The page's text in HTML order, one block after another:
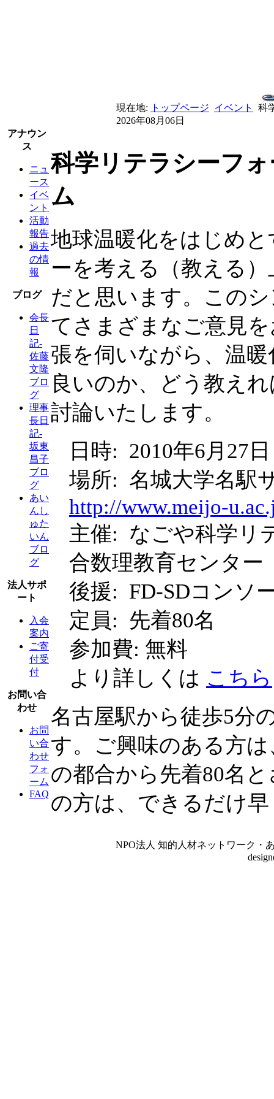
現在地: トップページ イベント
科
2026年08月06日
アナウン
ス
ニュ
ース
イベ
ント
活動
報告
過去
の情
報
ブログ
会長
日
記-
佐藤
文隆
ブロ
グ
理事
長日
記-
坂東
昌子
ブロ
グ
あい
んし
ゅた
いん
ブロ
グ
法人サポ
ート
入会
案内
ご寄
付受
付
お問い合
わせ
お問
い合
わせ
フォ
ーム
FAQ
科学リテラシーフ
ム
地球温暖化をはじめ
ーを考える（教える
だと思います。この
てさまざまなご意見
張を伺いながら、温
良いのか、どう教え
討論いたします。
日時: 2010年6月27
場所: 名城大学名
http://www.meijo-
主催: なごや科学リ
合数理教育センター
後援: FD-SDコンソ
定員: 先着80名
参加費: 無料
より詳しくは こちら
名古屋駅から徒歩5分
す。ご興味のある方
の都合から先着80名
の方は、できるだけ
NPO法人 知的人材ネットワーク・